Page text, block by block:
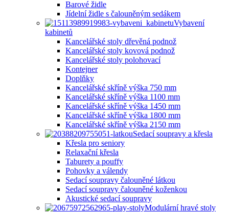
Barové židle
Jídelní židle s čalouněným sedákem
Vybavení
kabinetů
Kancelářské stoly dřevěná podnož
Kancelářské stoly kovová podnož
Kancelářské stoly polohovací
Kontejner
Doplňky
Kancelářské skříně výška 750 mm
Kancelářské skříně výška 1100 mm
Kancelářské skříně výška 1450 mm
Kancelářské skříně výška 1800 mm
Kancelářské skříně výška 2150 mm
Sedací soupravy a křesla
Křesla pro seniory
Relaxační křesla
Taburety a pouffy
Pohovky a válendy
Sedací soupravy čalouněné látkou
Sedací soupravy čalouněné koženkou
Akustické sedací soupravy
Modulární hravé stoly